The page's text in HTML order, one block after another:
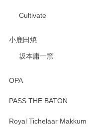
Cultivate
小鹿田焼
坂本庸一窯
OPA
PASS THE BATON
Royal Tichelaar Makkum